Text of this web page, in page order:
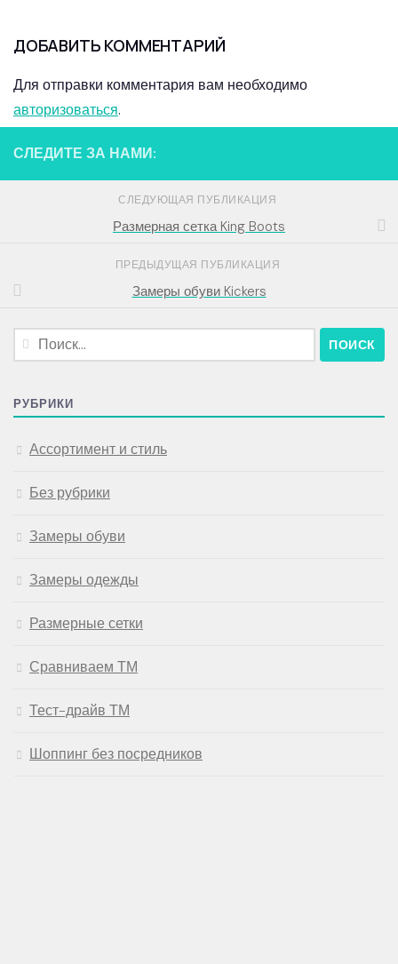
ДОБАВИТЬ КОММЕНТАРИЙ
Для отправки комментария вам необходимо
авторизоваться.
СЛЕДИТЕ ЗА НАМИ:
СЛЕДУЮЩАЯ ПУБЛИКАЦИЯ
Размерная сетка King Boots
ПРЕДЫДУЩАЯ ПУБЛИКАЦИЯ
Замеры обуви Kickers
Найти:
РУБРИКИ
Ассортимент и стиль
Без рубрики
Замеры обуви
Замеры одежды
Размерные сетки
Сравниваем ТМ
Тест-драйв ТМ
Шоппинг без посредников